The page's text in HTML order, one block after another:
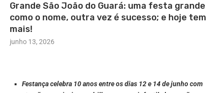
Grande São João do Guará: uma festa grande
como o nome, outra vez é sucesso; e hoje tem
mais!
junho 13, 2026
Festança celebra 10 anos entre os dias 12 e 14 de junho com